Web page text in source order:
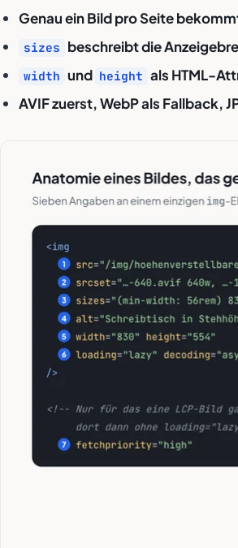
Genau ein Bild pro Seite
sizes beschreibt die
width und height als HTML-
AVIF zuerst, WebP als Fallback,